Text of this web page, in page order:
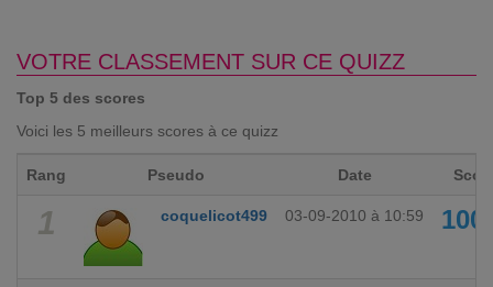
VOTRE CLASSEMENT SUR CE QUIZZ
Top 5 des scores
Voici les 5 meilleurs scores à ce quizz
Rang Pseudo Date
1 coquelicot499 03-09-2010 à 10:59